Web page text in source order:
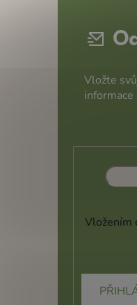
Vložte
Vložením